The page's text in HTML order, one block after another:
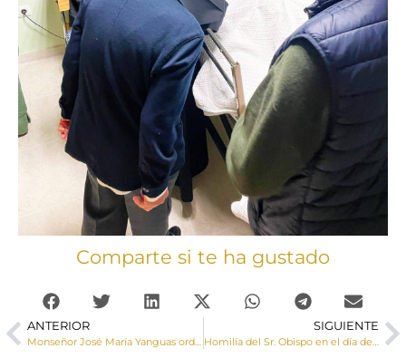
Comparte si te ha gustado
ANTERIOR
Monseñor José María Yanguas ordena diácono al seminarista Moisés de las Heras
SIGUIENTE
Homilía del Sr. Obispo en el día de Navidad